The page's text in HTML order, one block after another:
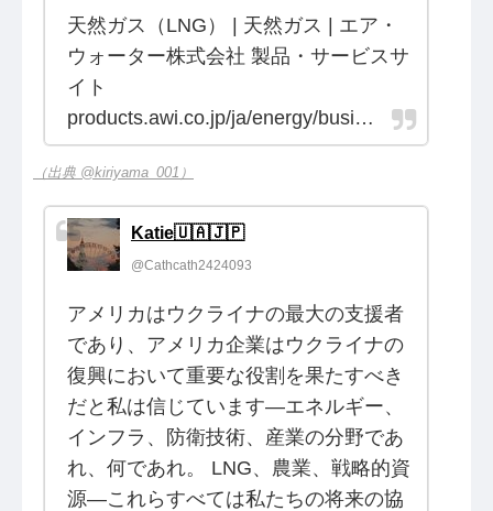
天然ガス（LNG） | 天然ガス | エア・
ウォーター株式会社 製品・サービスサ
イト
products.awi.co.jp/ja/energy/busi…
（出典 @kiriyama_001）
Katie🇺🇦🇯🇵
@Cathcath2424093
アメリカはウクライナの最大の支援者
であり、アメリカ企業はウクライナの
復興において重要な役割を果たすべき
だと私は信じています—エネルギー、
インフラ、防衛技術、産業の分野であ
れ、何であれ。 LNG、農業、戦略的資
源—これらすべては私たちの将来の協